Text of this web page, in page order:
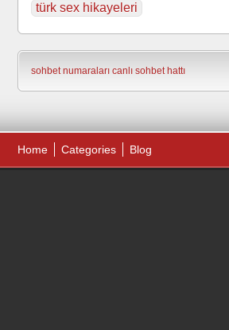
türk sex hikayeleri
sohbet numaraları canlı sohbet hattı
Home Categories Blog